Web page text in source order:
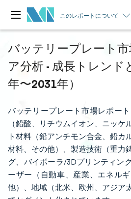
このレポートについて
バッテリープレート
ア分析 - 成長トレンド
年〜2031年）
バッテリープレート市場レポー
（鉛酸、リチウムイオン、ニッケ
ト材料（鉛アンチモン合金、鉛カ
材料、その他）、製造技術（重力
グ、バイポーラ/3Dプリンティン
ーザー（自動車、産業、エネル
他）、地域（北米、欧州、アジア